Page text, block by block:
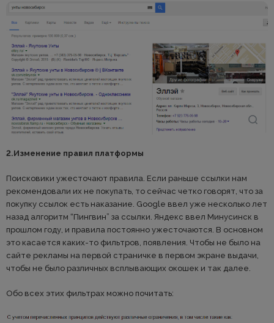
2.Изменение правил платформы
Поисковики ужесточают правила. Если раньше ссылки нам
рекомендовали их не покупать, то сейчас четко говорят, что за
покупку ссылок есть наказание. Google ввел уже несколько лет
назад алгоритм “Пингвин” за ссылки. Яндекс ввел Минусинск в
прошлом году, и правила постоянно ужесточаются. В основном
это касается каких-то фильтров, появления. Чтобы не было на
сайте рекламы на первой страничке в первом экране выдачи,
чтобы не было различных всплывающих окошек и так далее.
Обо всех этих фильтрах можно почитать: